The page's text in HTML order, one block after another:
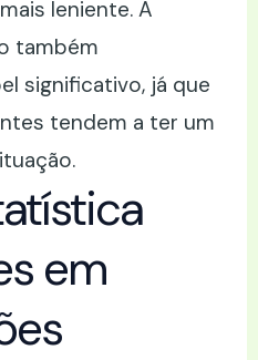
leniente. A
também
significativo, já que
tendem a ter um
em